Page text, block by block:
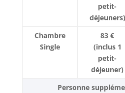
petit-
déjeuners)
Chambre
Single
83 €
(inclus 1
petit-
déjeuner)
Personne